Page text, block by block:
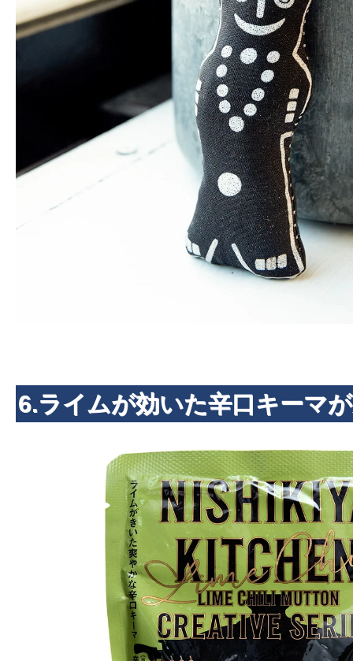
6.ライムが効いた辛口キーマ